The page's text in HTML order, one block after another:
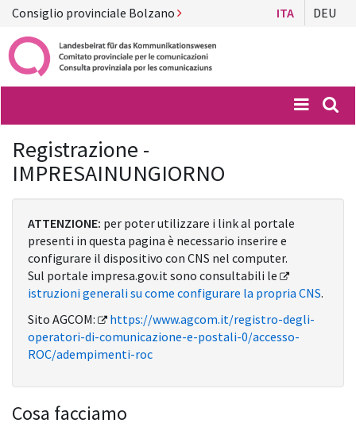
Consiglio provinciale Bolzano ITA DEU
Menü
Registrazione -
IMPRESAINUNGIORNO
ATTENZIONE: per poter utilizzare i link al portale
presenti in questa pagina è necessario inserire e
configurare il dispositivo con CNS nel computer.
Sul portale impresa.gov.it sono consultabili le
istruzioni generali su come configurare la propria CNS.
Sito AGCOM:
https://www.agcom.it/registro-degli-
operatori-di-comunicazione-e-postali-0/accesso-
ROC/adempimenti-roc
Cosa facciamo